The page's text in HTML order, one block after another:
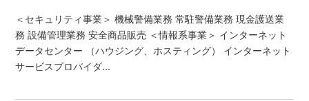
＜セキュリティ事業＞ 機械警備業務 常駐警備業務 現金護送業
務 設備管理業務 安全商品販売 ＜情報系事業＞ インターネット
データセンター （ハウジング、ホスティング） インターネット
サービスプロバイダ...